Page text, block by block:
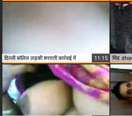
दिल्ली कॉलेज लड़की शरारती कार्रवाई में 11:15 भिंड